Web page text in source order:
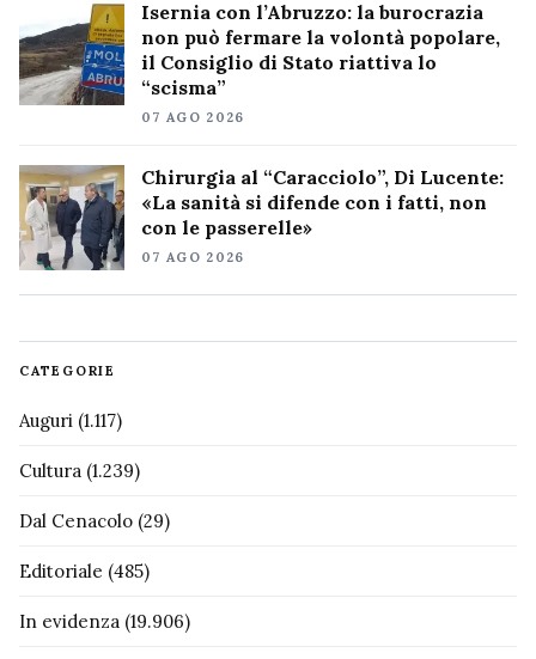
Isernia con l’Abruzzo: la burocrazia
non può fermare la volontà popolare,
il Consiglio di Stato riattiva lo
“scisma”
07 AGO 2026
Chirurgia al “Caracciolo”, Di Lucente:
«La sanità si difende con i fatti, non
con le passerelle»
07 AGO 2026
CATEGORIE
Auguri (1.117)
Cultura (1.239)
Dal Cenacolo (29)
Editoriale (485)
In evidenza (19.906)